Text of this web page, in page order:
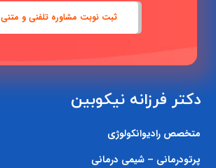
ثبت نوبت مشاوره تلفنی و متنی
دکتر فرزانه نیکوبین
متخصص رادیوانکولوژی
پرتودرمانی – شیمی درمانی